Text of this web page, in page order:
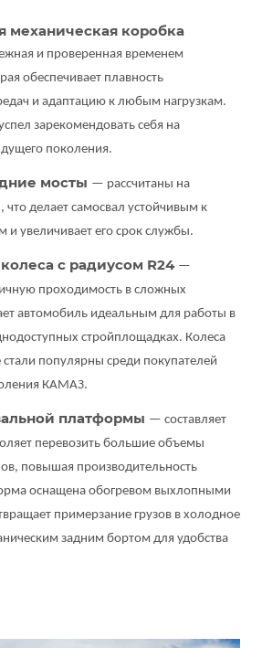
механическая коробка
и проверенная временем
обеспечивает плавность
и адаптацию к любым нагрузкам.
зарекомендовать себя на
поколения.
мосты — рассчитаны на
что делает самосвал устойчивым к
и увеличивает его срок службы.
с радиусом R24 —
проходимость в сложных
автомобиль идеальным для работы в
стройплощадках. Колеса
стали популярны среди покупателей
КАМАЗ.
платформы — составляет
перевозить большие объемы
повышая производительность
оснащена обогревом выхлопными
примерзание грузов в холодное
задним бортом для удобства